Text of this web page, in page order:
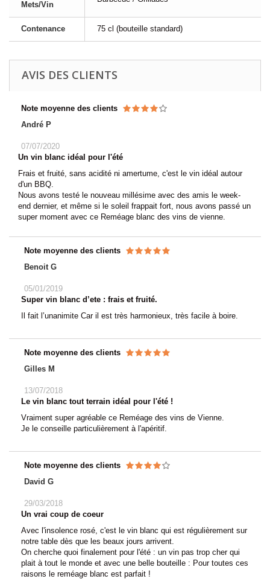
Mets/Vin
Contenance 75 cl (bouteille standard)
AVIS DES CLIENTS
Note moyenne des clients
André P
07/07/2020
Un vin blanc idéal pour l'été
Frais et fruité, sans acidité ni amertume, c'est le vin idéal autour
d'un BBQ.
Nous avons testé le nouveau millésime avec des amis le week-
end dernier, et même si le soleil frappait fort, nous avons passé un
super moment avec ce Reméage blanc des vins de vienne.
Note moyenne des clients
Benoit G
05/01/2019
Super vin blanc d’ete : frais et fruité.
Il fait l’unanimite Car il est très harmonieux, très facile à boire.
Note moyenne des clients
Gilles M
13/07/2018
Le vin blanc tout terrain idéal pour l'été !
Vraiment super agréable ce Reméage des vins de Vienne.
Je le conseille particulièrement à l'apéritif.
Note moyenne des clients
David G
29/03/2018
Un vrai coup de coeur
Avec l'insolence rosé, c'est le vin blanc qui est régulièrement sur
notre table dès que les beaux jours arrivent.
On cherche quoi finalement pour l'été : un vin pas trop cher qui
plait à tout le monde et avec une belle bouteille : Pour toutes ces
raisons le reméage blanc est parfait !